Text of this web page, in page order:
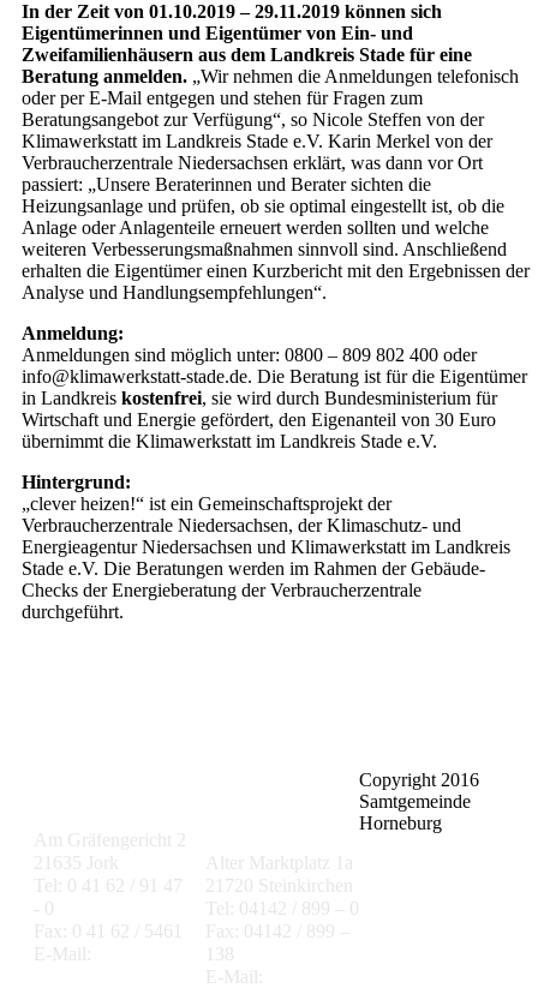
In der Zeit von 01.10.2019 – 29.11.2019 können sich
Eigentümerinnen und Eigentümer von Ein- und
Zweifamilienhäusern aus dem Landkreis Stade für eine
Beratung anmelden. „Wir nehmen die Anmeldungen telefonisch
oder per E-Mail entgegen und stehen für Fragen zum
Beratungsangebot zur Verfügung“, so Nicole Steffen von der
Klimawerkstatt im Landkreis Stade e.V. Karin Merkel von der
Verbraucherzentrale Niedersachsen erklärt, was dann vor Ort
passiert: „Unsere Beraterinnen und Berater sichten die
Heizungsanlage und prüfen, ob sie optimal eingestellt ist, ob die
Anlage oder Anlagenteile erneuert werden sollten und welche
weiteren Verbesserungsmaßnahmen sinnvoll sind. Anschließend
erhalten die Eigentümer einen Kurzbericht mit den Ergebnissen der
Analyse und Handlungsempfehlungen“.
Anmeldung:
Anmeldungen sind möglich unter: 0800 – 809 802 400 oder
info@klimawerkstatt-stade.de. Die Beratung ist für die Eigentümer
in Landkreis kostenfrei, sie wird durch Bundesministerium für
Wirtschaft und Energie gefördert, den Eigenanteil von 30 Euro
übernimmt die Klimawerkstatt im Landkreis Stade e.V.
Hintergrund:
„clever heizen!“ ist ein Gemeinschaftsprojekt der
Verbraucherzentrale Niedersachsen, der Klimaschutz- und
Energieagentur Niedersachsen und Klimawerkstatt im Landkreis
Stade e.V. Die Beratungen werden im Rahmen der Gebäude-
Checks der Energieberatung der Verbraucherzentrale
durchgeführt.
Am Gräfengericht 2
21635 Jork
Tel: 0 41 62 / 91 47
- 0
Fax: 0 41 62 / 5461
E-Mail:
Alter Marktplatz 1a
21720 Steinkirchen
Tel: 04142 / 899 – 0
Fax: 04142 / 899 –
138
E-Mail:
Copyright 2016
Samtgemeinde
Horneburg